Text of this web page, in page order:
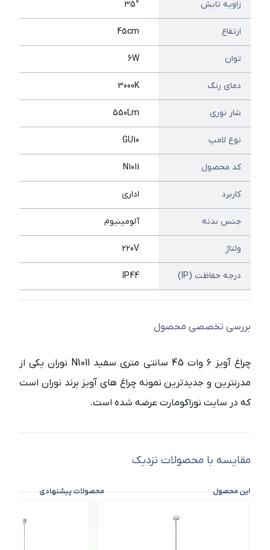
زاویه تابش 35°
ارتفاع 45cm
توان 6W
دمای رنگ 3000K
شار نوری 550Lm
نوع لامپ GU10
کد محصول N1011
کاربرد اداری
جنس بدنه آلومینیوم
ولتاژ 220V
درجه حفاظت (IP) IP44
بررسی تخصصی محصول
چراغ آویز 6 وات 45 سانتی متری سفید N1011 نوران یکی از
مدرنترین و جدیدترین نمونه چراغ های آویز برند نوران است
که در سایت نوراکومارت عرضه شده است.
مقایسه با محصولات نزدیک
این محصول محصولات پیشنهادی